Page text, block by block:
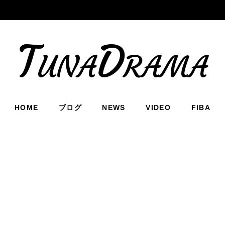
TunaDrama
HOME ブログ NEWS VIDEO FIBA